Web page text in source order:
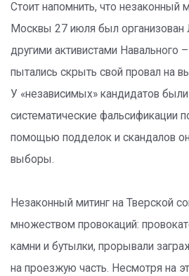
Стоит напомнить, что незаконный
Москвы 27 июля был
другими активистами Навального
пытались скрыть свой провал на
У «независимых» кандидатов
систематические фальсификации
помощью подделок и скандалов
выборы.
Незаконный митинг на Тверской
множеством провокаций:
камни и бутылки, прорывали
на проезжую часть. Несмотря на